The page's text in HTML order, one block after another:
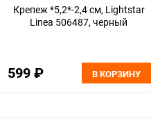
Крепеж *5,2*-2,4 см, Lightstar
Linea 506487, черный
599 ₽ В КОРЗИНУ